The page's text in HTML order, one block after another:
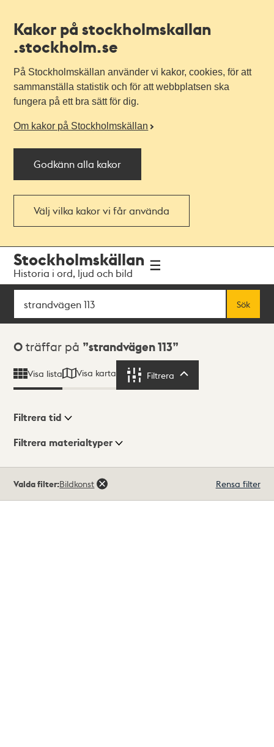
Kakor på stockholmskallan
.stockholm.se
På Stockholmskällan använder vi kakor, cookies, för att
sammanställa statistik och för att webbplatsen ska
fungera på ett bra sätt för dig.
Om kakor på Stockholmskällan
Godkänn alla kakor
Välj vilka kakor vi får använda
navigationen
huvudinnehållet
Stockholmskällan
Historia i ord, ljud och bild
Sök
Sök
Sökresultat
0 träffar på strandvägen 113
Visa lista Visa karta Filtrera
Visningsläge
Filtrera tid
Filtrera materialtyper
träffar
Valda filter:Bildkonst Rensa filter